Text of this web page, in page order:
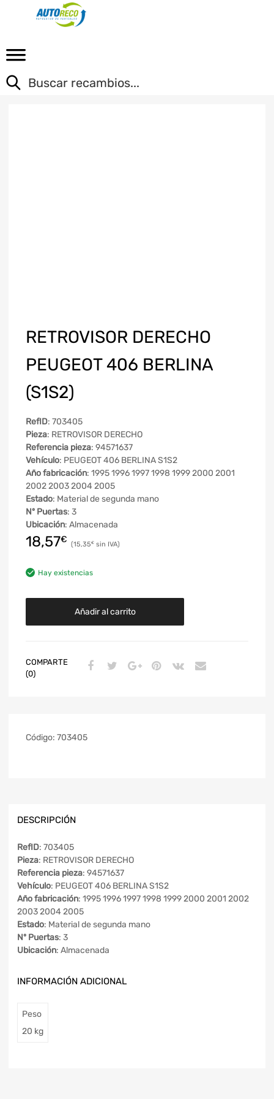
RETROVISOR DERECHO
PEUGEOT 406 BERLINA
(S1S2)
RefID: 703405
Pieza: RETROVISOR DERECHO
Referencia pieza: 94571637
Vehículo: PEUGEOT 406 BERLINA S1S2
Año fabricación: 1995 1996 1997 1998 1999 2000 2001
2002 2003 2004 2005
Estado: Material de segunda mano
Nº Puertas: 3
Ubicación: Almacenada
18,57€ 15,35€
Hay existencias
Añadir al carrito
COMPARTE
(0)
Código: 703405
DESCRIPCIÓN
RefID: 703405
Pieza: RETROVISOR DERECHO
Referencia pieza: 94571637
Vehículo: PEUGEOT 406 BERLINA S1S2
Año fabricación: 1995 1996 1997 1998 1999 2000 2001 2002
2003 2004 2005
Estado: Material de segunda mano
Nº Puertas: 3
Ubicación: Almacenada
INFORMACIÓN ADICIONAL
Peso
20 kg